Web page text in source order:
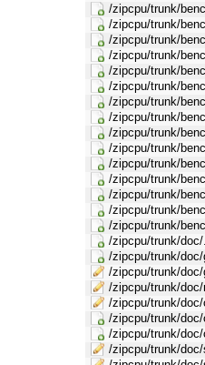
/zipcpu/trunk/
/zipcpu/trunk/
/zipcpu/trunk/
/zipcpu/trunk/
/zipcpu/trunk/
/zipcpu/trunk/
/zipcpu/trunk/
/zipcpu/trunk/
/zipcpu/trunk/
/zipcpu/trunk/
/zipcpu/trunk/
/zipcpu/trunk/
/zipcpu/trunk/
/zipcpu/trunk/
/zipcpu/trunk/
/zipcpu/trunk/
/zipcpu/trunk/
/zipcpu/trunk/
/zipcpu/trunk/
/zipcpu/trunk/
/zipcpu/trunk/
/zipcpu/trunk/
/zipcpu/trunk/